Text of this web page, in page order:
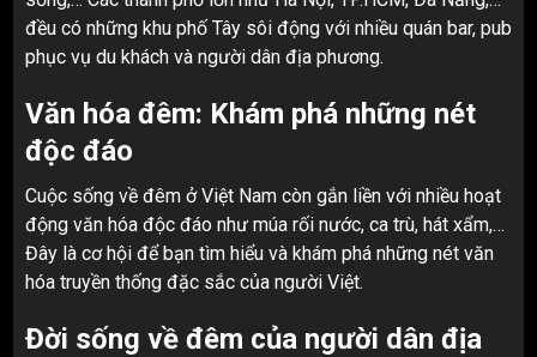
đều có những khu phố Tây sôi động với nhiều quán bar, pub
phục vụ du khách và người dân địa phương.
Văn hóa đêm: Khám phá những nét
độc đáo
Cuộc sống về đêm ở Việt Nam còn gắn liền với nhiều hoạt
động văn hóa độc đáo như múa rối nước, ca trù, hát xẩm,…
Đây là cơ hội để bạn tìm hiểu và khám phá những nét văn
hóa truyền thống đặc sắc của người Việt.
Đời sống về đêm của người dân địa